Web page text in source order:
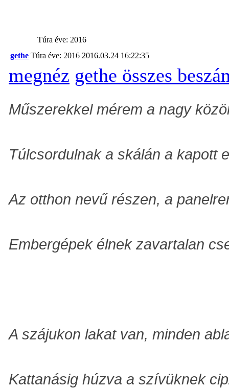
Túra éve: 2016
gethe Túra éve: 2016 2016.03.24 16:22:35
megnéz gethe összes
Műszerekkel mérem a nagy
Túlcsordulnak a skálán a kapott
Az otthon nevű részen, a
Embergépek élnek zavartalan
A szájukon lakat van, minden
Kattanásig húzva a szívüknek